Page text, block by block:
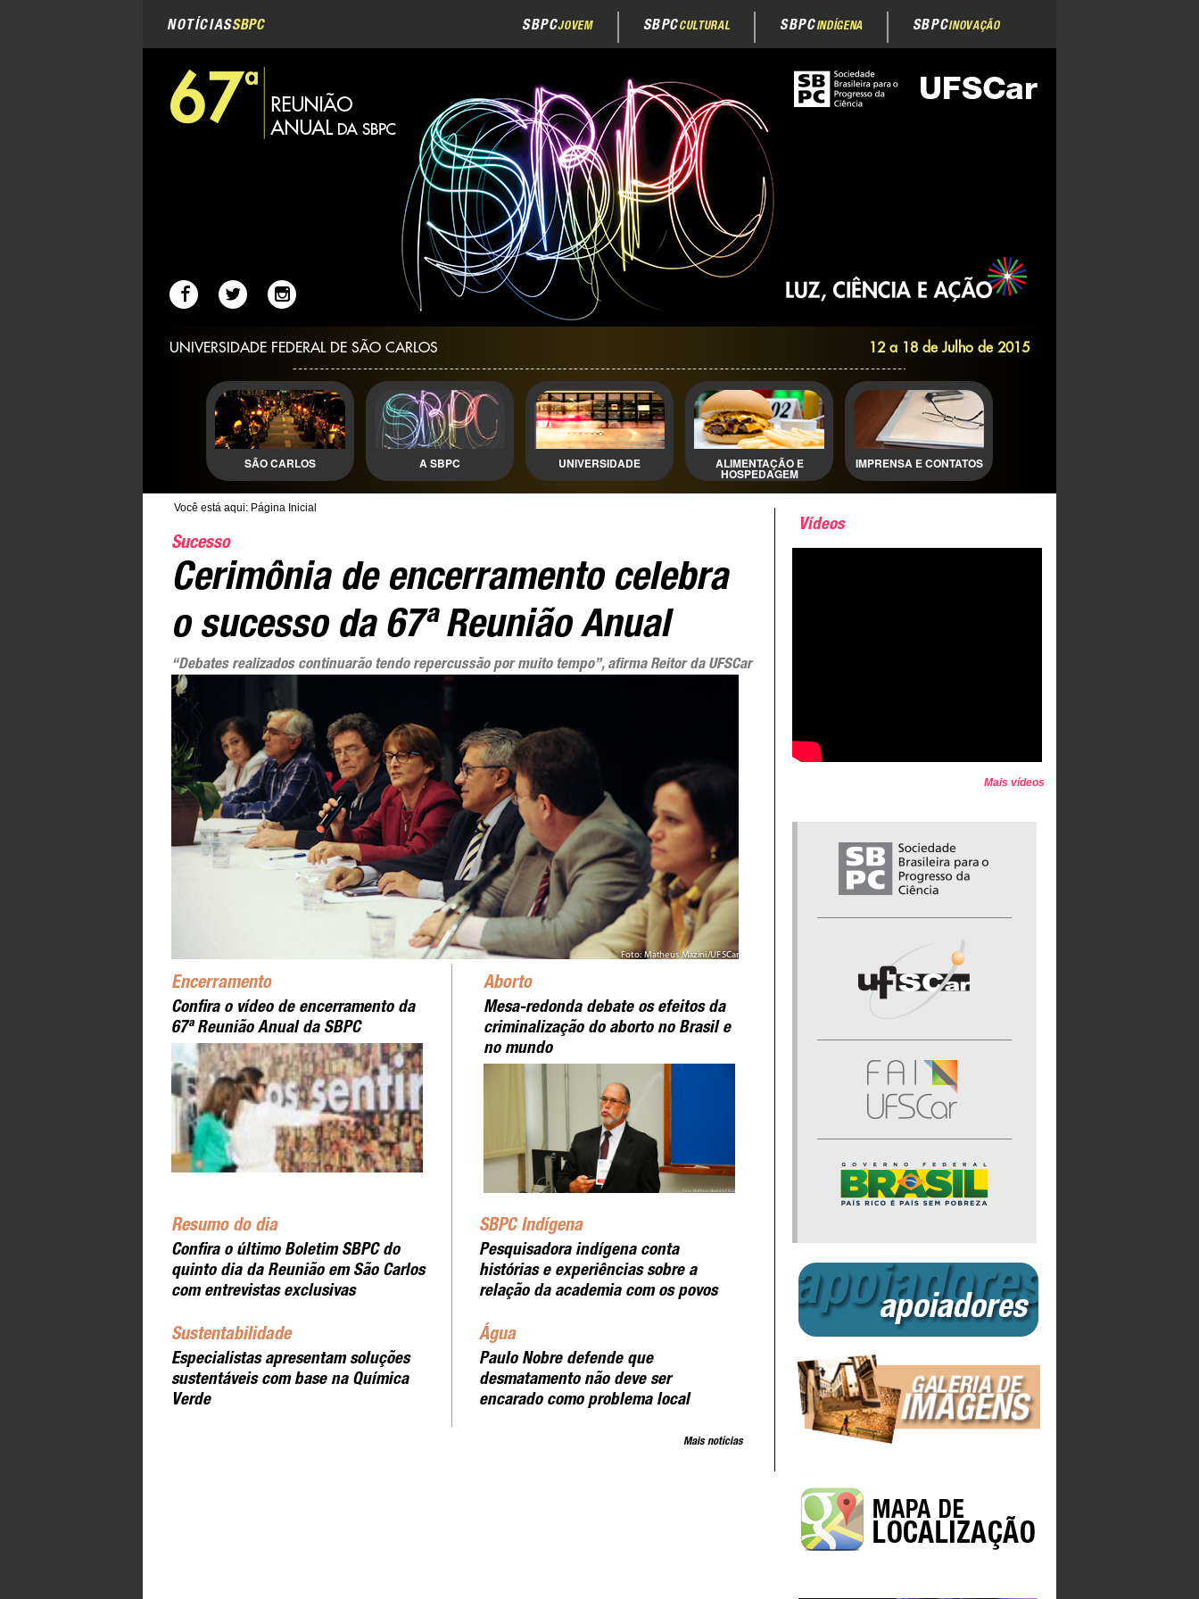
NOTÍCIASSBPC SBPCJOVEM SBPCCULTURAL SBPCINDÍGENA SBPCINOVAÇÃO
UNIVERSIDADE FEDERAL DE SÃO CARLOS 12 a 18 de Julho de 2015
SÃO CARLOS A SBPC UNIVERSIDADE ALIMENTAÇÃO E
HOSPEDAGEM
IMPRENSA E CONTATOS
Você está aqui: Página Inicial
Sucesso
Cerimônia de encerramento celebra
o sucesso da 67ª Reunião Anual
“Debates realizados continuarão tendo repercussão por muito tempo”, afirma Reitor da UFSCar
Encerramento
Confira o vídeo de encerramento da
67ª Reunião Anual da SBPC
Aborto
Mesa-redonda debate os efeitos da
criminalização do aborto no Brasil e
no mundo
Resumo do dia
Confira o último Boletim SBPC do
quinto dia da Reunião em São Carlos
com entrevistas exclusivas
SBPC Indígena
Pesquisadora indígena conta
histórias e experiências sobre a
relação da academia com os povos
Sustentabilidade
Especialistas apresentam soluções
sustentáveis com base na Química
Verde
Água
Paulo Nobre defende que
desmatamento não deve ser
encarado como problema local
Mais notícias
Vídeos
Mais vídeos